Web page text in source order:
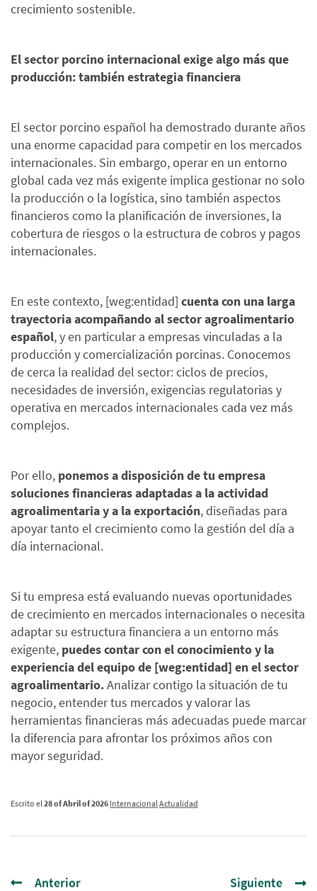
crecimiento sostenible.
El sector porcino internacional exige algo más que
producción: también estrategia financiera
El sector porcino español ha demostrado durante años
una enorme capacidad para competir en los mercados
internacionales. Sin embargo, operar en un entorno
global cada vez más exigente implica gestionar no solo
la producción o la logística, sino también aspectos
financieros como la planificación de inversiones, la
cobertura de riesgos o la estructura de cobros y pagos
internacionales.
En este contexto, [weg:entidad] cuenta con una larga
trayectoria acompañando al sector agroalimentario
español, y en particular a empresas vinculadas a la
producción y comercialización porcinas. Conocemos
de cerca la realidad del sector: ciclos de precios,
necesidades de inversión, exigencias regulatorias y
operativa en mercados internacionales cada vez más
complejos.
Por ello, ponemos a disposición de tu empresa
soluciones financieras adaptadas a la actividad
agroalimentaria y a la exportación, diseñadas para
apoyar tanto el crecimiento como la gestión del día a
día internacional.
Si tu empresa está evaluando nuevas oportunidades
de crecimiento en mercados internacionales o necesita
adaptar su estructura financiera a un entorno más
exigente, puedes contar con el conocimiento y la
experiencia del equipo de [weg:entidad] en el sector
agroalimentario.Analizar contigo la situación de tu
negocio, entender tus mercados y valorar las
herramientas financieras más adecuadas puede marcar
la diferencia para afrontar los próximos años con
mayor seguridad.
Escrito el28 of Abril of 2026 InternacionalActualidad
Anterior Siguiente